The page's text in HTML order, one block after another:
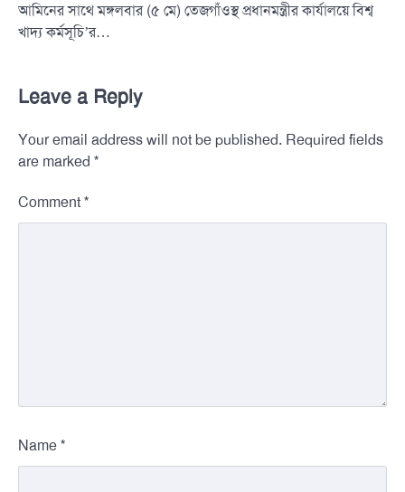
আমিনের সাথে মঙ্গলবার (৫ মে) তেজগাঁওস্থ প্রধানমন্ত্রীর কার্যালয়ে বিশ্ব
খাদ্য কর্মসূচি’র…
Leave a Reply
Your email address will not be published. Required fields
are marked *
Comment *
Name *